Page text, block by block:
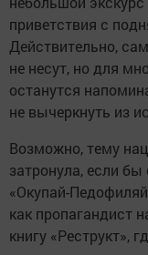
приветствия с
Действительно,
не несут, но для
останутся
не вычеркнуть из
Возможно, тему
затронула, если
«Окупай-
как пропагандист
книгу «Реструкт»,